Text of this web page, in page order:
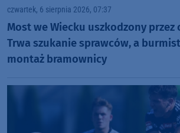
czwartek, 6 sierpnia 2026, 07:37
Most we Wiecku uszkodzony przez
Trwa szukanie sprawców, a
montaż bramownicy